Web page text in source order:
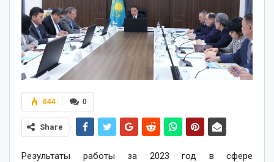
0
644
Share
Результаты работы за 2023 год в сфере